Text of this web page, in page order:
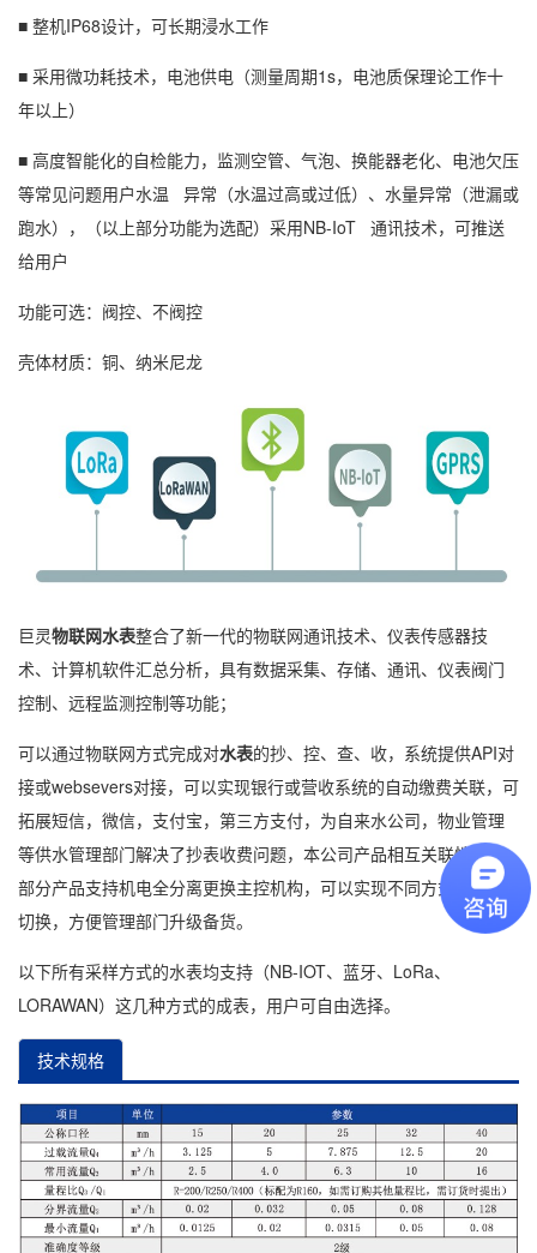
■ 整机IP68设计，可长期浸水工作
■ 采用微功耗技术，电池供电（测量周期1s，电池质保理论工作十
年以上）
■ 高度智能化的自检能力，监测空管、气泡、换能器老化、电池欠压
等常见问题用户水温 异常（水温过高或过低）、水量异常（泄漏或
跑水），（以上部分功能为选配）采用NB-IoT 通讯技术，可推送
给用户
功能可选：阀控、不阀控
壳体材质：铜、纳米尼龙
巨灵物联网水表整合了新一代的物联网通讯技术、仪表传感器技
术、计算机软件汇总分析，具有数据采集、存储、通讯、仪表阀门
控制、远程监测控制等功能；
可以通过物联网方式完成对水表的抄、控、查、收，系统提供API对
接或websevers对接，可以实现银行或营收系统的自动缴费关联，可
拓展短信，微信，支付宝，第三方支付，为自来水公司，物业管理
等供水管理部门解决了抄表收费问题，本公司产品相互关联性好，
部分产品支持机电全分离更换主控机构，可以实现不同方式的水表
切换，方便管理部门升级备货。
以下所有采样方式的水表均支持（NB-IOT、蓝牙、LoRa、
LORAWAN）这几种方式的成表，用户可自由选择。
技术规格